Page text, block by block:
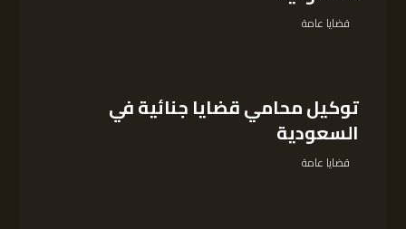
قضايا عامة
توكيل محامي قضايا جنائية في
السعودية
قضايا عامة